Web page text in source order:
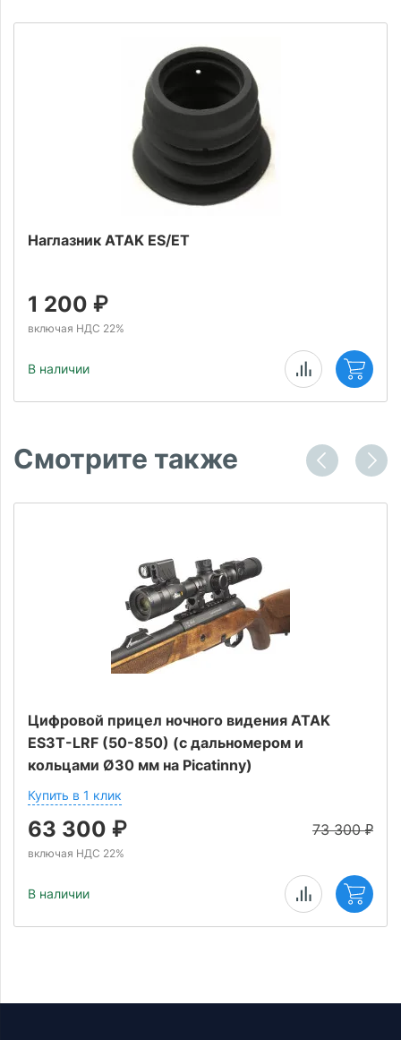
Наглазник ATAK ES/ET
1 200 ₽
включая НДС 22%
В наличии
Смотрите также
Цифровой прицел ночного видения ATAK
ES3T-LRF (50-850) (с дальномером и
кольцами Ø30 мм на Picatinny)
Купить в 1 клик
73 300₽
63 300 ₽
включая НДС 22%
В наличии